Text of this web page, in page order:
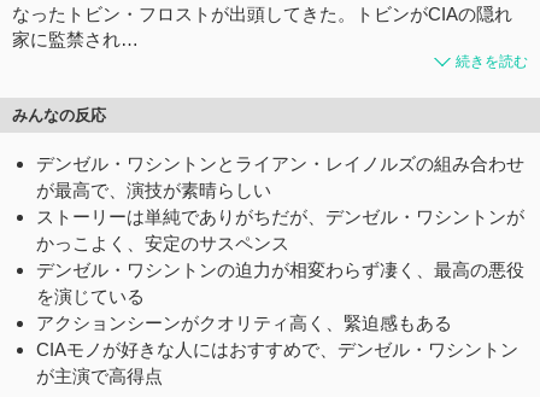
なったトビン・フロストが出頭してきた。トビンがCIAの隠れ
家に監禁され…
続きを読む
みんなの反応
デンゼル・ワシントンとライアン・レイノルズの組み合わせ
が最高で、演技が素晴らしい
ストーリーは単純でありがちだが、デンゼル・ワシントンが
かっこよく、安定のサスペンス
デンゼル・ワシントンの迫力が相変わらず凄く、最高の悪役
を演じている
アクションシーンがクオリティ高く、緊迫感もある
CIAモノが好きな人にはおすすめで、デンゼル・ワシントン
が主演で高得点